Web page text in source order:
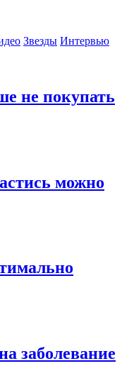
Звезды Интервью
не покупать
можно
заболевание